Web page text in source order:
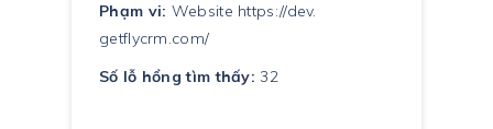
Phạm vi: Website https://dev.
getflycrm.com/
Số lỗ hổng tìm thấy:32